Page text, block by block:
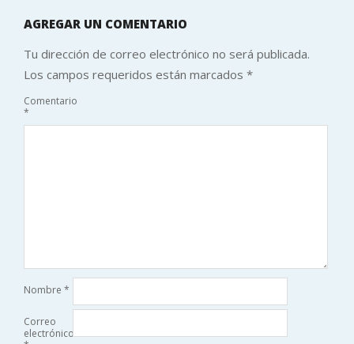
AGREGAR UN COMENTARIO
Tu dirección de correo electrónico no será publicada.
Los campos requeridos están marcados *
Comentario
*
Nombre *
Correo
electrónico